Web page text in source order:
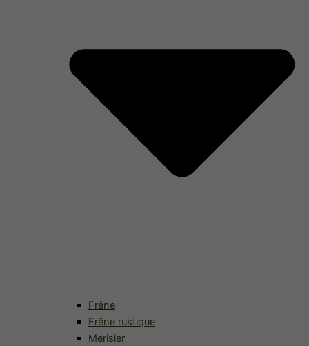
Frêne
Frêne rustique
Merisier